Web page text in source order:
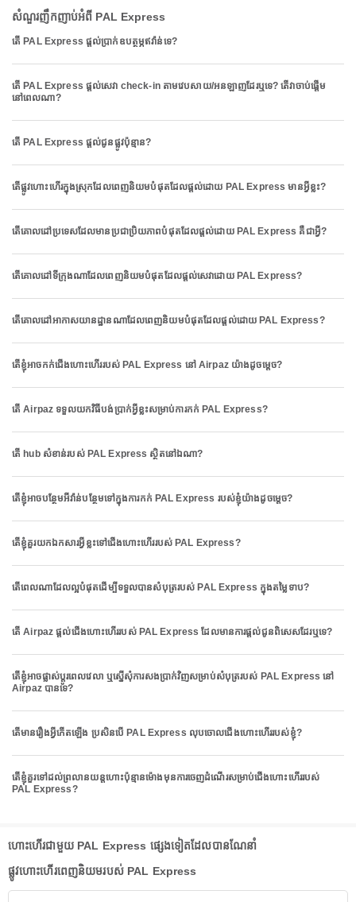
សំណួរញឹកញាប់អំពី PAL Express
តើ PAL Express ផ្តល់ប្រាក់ឧបត្ថម្ភឥវ៉ាន់ទេ?
តើ PAL Express ផ្តល់សេវា check-in តាមវេបសាយ/អនឡាញដែរឬទេ? តើវាចាប់ផ្តើម
នៅពេលណា?
តើ PAL Express ផ្តល់ជូនផ្លូវប៉ុន្មាន?
តើផ្លូវហោះហើរក្នុងស្រុកដែលពេញនិយមបំផុតដែលផ្តល់ដោយ PAL Express មានអ្វីខ្លះ?
តើគោលដៅប្រទេសដែលមានប្រជាប្រិយភាពបំផុតដែលផ្តល់ដោយ PAL Express គឺជាអ្វី?
តើគោលដៅទីក្រុងណាដែលពេញនិយមបំផុតដែលផ្តល់សេវាដោយ PAL Express?
តើគោលដៅអាកាសយានដ្ឋានណាដែលពេញនិយមបំផុតដែលផ្តល់ដោយ PAL Express?
តើខ្ញុំអាចកក់ជើងហោះហើររបស់ PAL Express នៅ Airpaz យ៉ាងដូចម្តេច?
តើ Airpaz ទទួលយកវិធីបង់ប្រាក់អ្វីខ្លះសម្រាប់ការកក់ PAL Express?
តើ hub សំខាន់របស់ PAL Express ស្ថិតនៅឯណា?
តើខ្ញុំអាចបន្ថែមអីវ៉ាន់បន្ថែមទៅក្នុងការកក់ PAL Express របស់ខ្ញុំយ៉ាងដូចម្តេច?
តើខ្ញុំគួរយកឯកសារអ្វីខ្លះទៅជើងហោះហើររបស់ PAL Express?
តើពេលណាដែលល្អបំផុតដើម្បីទទួលបានសំបុត្ររបស់ PAL Express ក្នុងតម្លៃទាប?
តើ Airpaz ផ្តល់ជើងហោះហើររបស់ PAL Express ដែលមានការផ្តល់ជូនពិសេសដែរឬទេ?
តើខ្ញុំអាចផ្លាស់ប្តូរពេលវេលា ឬស្នើសុំការសងប្រាក់វិញសម្រាប់សំបុត្ររបស់ PAL Express នៅ
Airpaz បានទេ?
តើមានរឿងអ្វីកើតឡើង ប្រសិនបើ PAL Express លុបចោលជើងហោះហើររបស់ខ្ញុំ?
តើខ្ញុំគួរទៅដល់ព្រលានយន្តហោះប៉ុន្មានម៉ោងមុនការចេញដំណើរសម្រាប់ជើងហោះហើររបស់
PAL Express?
ហោះហើរជាមួយ PAL Express ផ្សេងទៀតដែលបានណែនាំ
ផ្លូវហោះហើរពេញនិយមរបស់ PAL Express